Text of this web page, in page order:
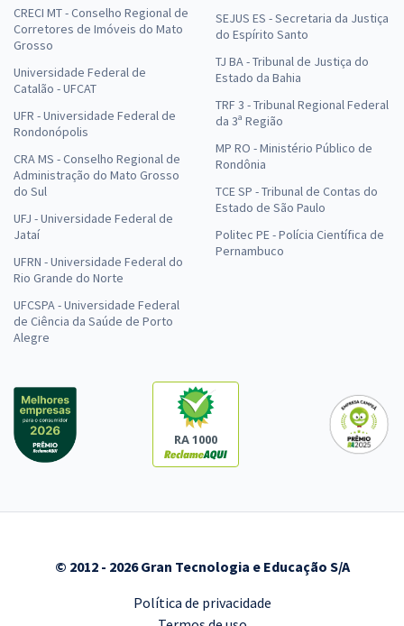
CRECI MT - Conselho Regional de
Corretores de Imóveis do Mato
Grosso
Universidade Federal de
Catalão - UFCAT
UFR - Universidade Federal de
Rondonópolis
CRA MS - Conselho Regional de
Administração do Mato Grosso
do Sul
UFJ - Universidade Federal de
Jataí
UFRN - Universidade Federal do
Rio Grande do Norte
UFCSPA - Universidade Federal
de Ciência da Saúde de Porto
Alegre
SEJUS ES - Secretaria da Justiça
do Espírito Santo
TJ BA - Tribunal de Justiça do
Estado da Bahia
TRF 3 - Tribunal Regional Federal
da 3ª Região
MP RO - Ministério Público de
Rondônia
TCE SP - Tribunal de Contas do
Estado de São Paulo
Politec PE - Polícia Científica de
Pernambuco
RA 1000
© 2012 - 2026 Gran Tecnologia e Educação S/A
Política de privacidade